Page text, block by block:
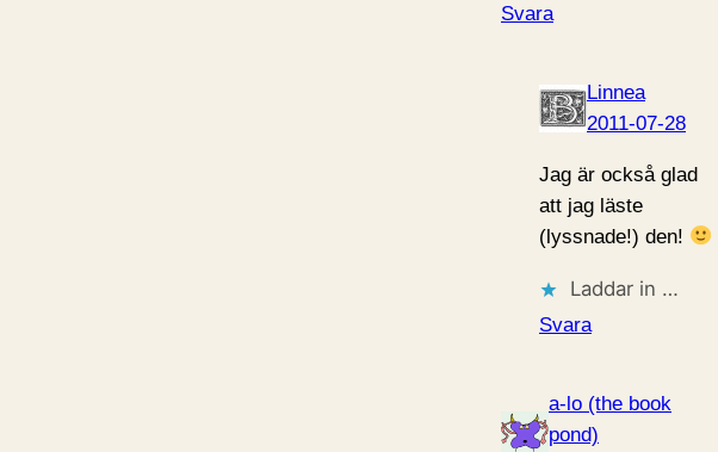
Svara
Linnea
2011-07-28
Jag är också glad
att jag läste
(lyssnade!) den!
Laddar in …
Svara
a-lo (the book
pond)